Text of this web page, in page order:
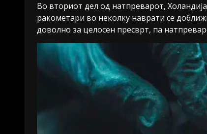
Во вториот дел од натпреварот,
ракометари во неколку наврати се
доволно за целосен пресврт, па